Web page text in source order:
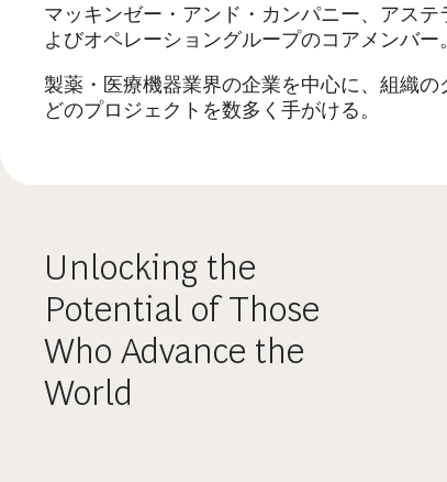
マッキンゼー・アンド・カンパニー、アス
よびオペレーショングループのコアメンバー。
製薬・医療機器業界の企業を中心に、組織
どのプロジェクトを数多く手がける。
Unlocking the
Potential of Those
Who Advance the
World